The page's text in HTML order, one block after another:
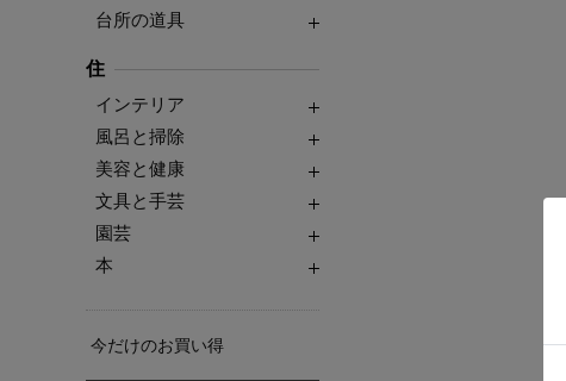
台所の道具
住
インテリア
風呂と掃除
美容と健康
文具と手芸
園芸
本
今だけのお買い得